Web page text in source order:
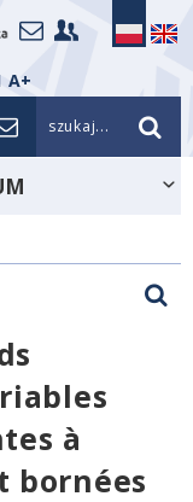
A+
szukaj...
à
bornées